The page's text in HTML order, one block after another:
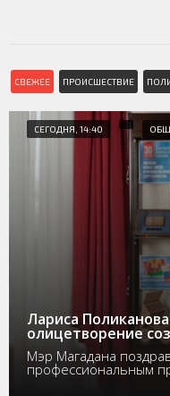
СВЕЖЕЕ ПРОИСШЕСТВИЕ
СЕГОДНЯ, 14:40
Лариса
олицетворение
Мэр Магадана
профессиональным